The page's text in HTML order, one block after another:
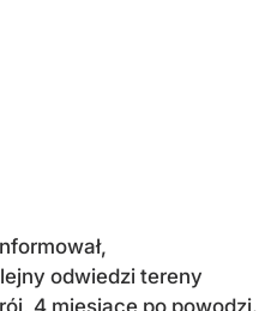
odwiedzi tereny